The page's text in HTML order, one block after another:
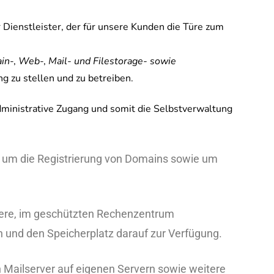
der für unsere Kunden die Türe zum
-, Web-, Mail- und Filestorage- sowie
zu stellen und zu betreiben.
Zugang und somit die Selbstverwaltung
die Registrierung von Domains sowie um
im geschützten Rechenzentrum
den Speicherplatz darauf zur Verfügung.
auf eigenen Servern sowie weitere